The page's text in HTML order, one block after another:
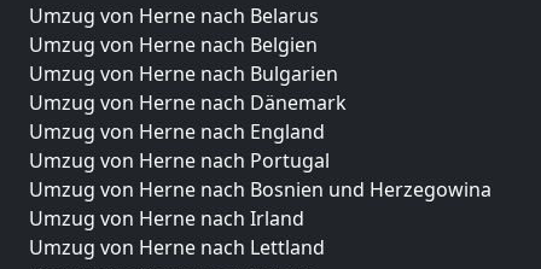
Umzug von Herne nach Belarus
Umzug von Herne nach Belgien
Umzug von Herne nach Bulgarien
Umzug von Herne nach Dänemark
Umzug von Herne nach England
Umzug von Herne nach Portugal
Umzug von Herne nach Bosnien und Herzegowina
Umzug von Herne nach Irland
Umzug von Herne nach Lettland